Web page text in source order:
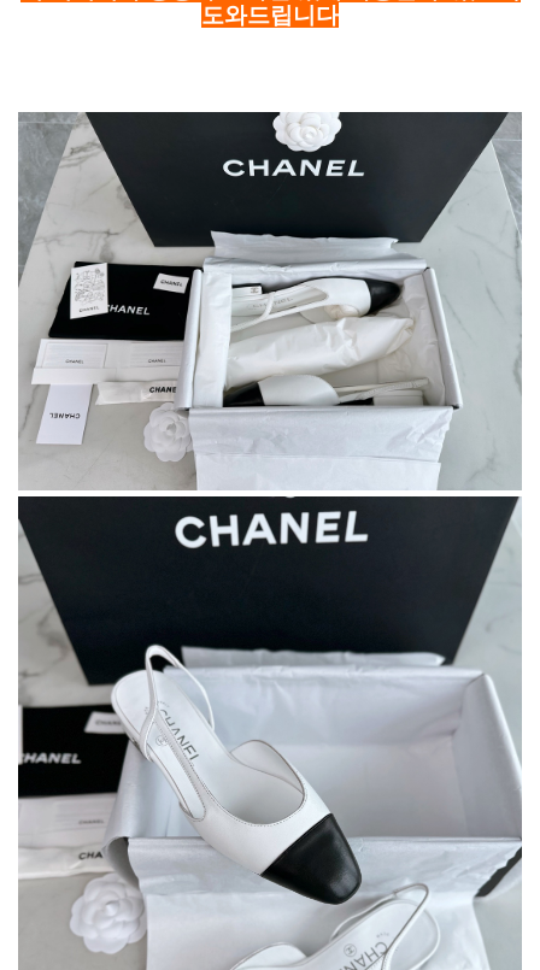
도와드립니다